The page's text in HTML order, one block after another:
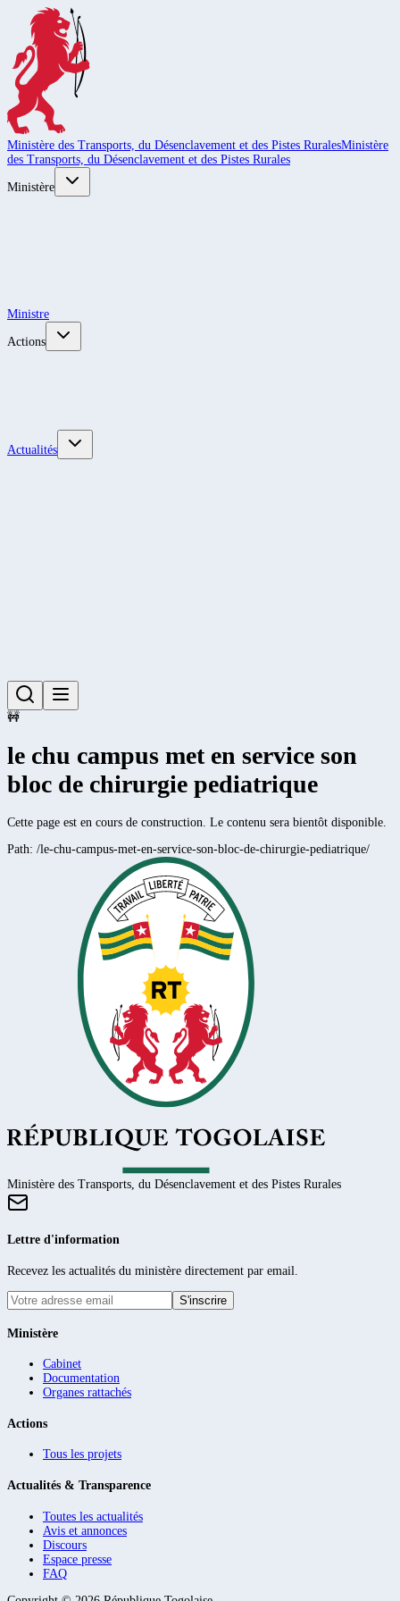
Ministère des Transports, du Désenclavement et des Pistes RuralesMinistère
des Transports, du Désenclavement et des Pistes Rurales
Ministère
Ministre
Actions
Actualités
🚧
le chu campus met en service son
bloc de chirurgie pediatrique
Cette page est en cours de construction. Le contenu sera bientôt disponible.
Path: /le-chu-campus-met-en-service-son-bloc-de-chirurgie-pediatrique/
Ministère des Transports, du Désenclavement et des Pistes Rurales
Lettre d'information
Recevez les actualités du ministère directement par email.
S'inscrire
Ministère
Cabinet
Documentation
Organes rattachés
Actions
Tous les projets
Actualités & Transparence
Toutes les actualités
Avis et annonces
Discours
Espace presse
FAQ